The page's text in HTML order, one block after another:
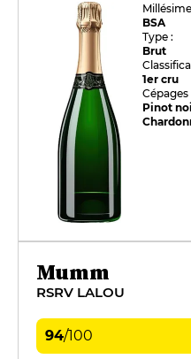
BSA
Type :
Brut
1er cru
Cépages
Pinot
Mumm
RSRV LALOU
94/100